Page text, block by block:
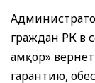
граждан РК в
Қамқор»
гарантию,